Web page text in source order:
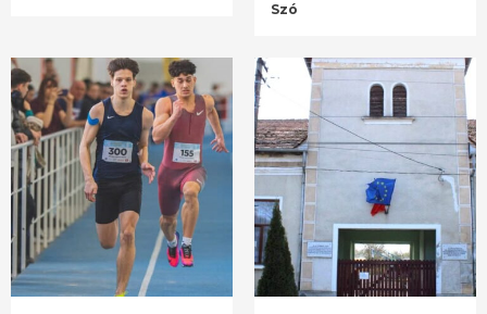
Szó